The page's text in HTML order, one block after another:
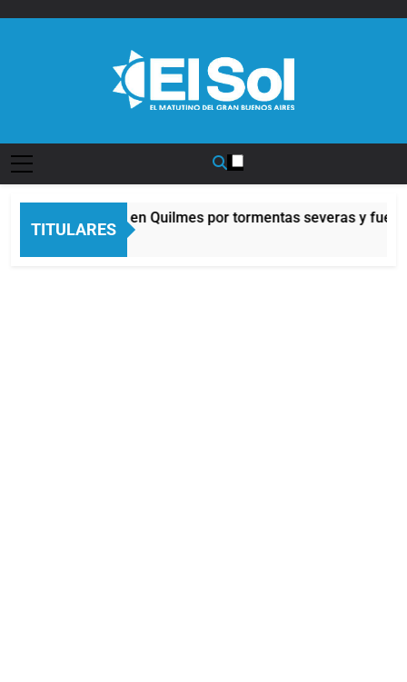
TITULARES
Alerta naranja en Quilmes por tormentas severas y
5 Horas Atrás